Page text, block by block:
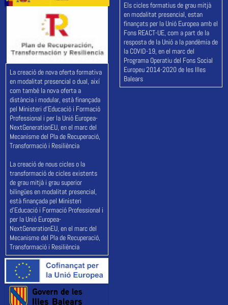
La creació de nova oferta formativa
en modalitat presencial o dual, així
com també la nova oferta a
distància i modular, està finançada
pel Ministeri d'Educació i Formació
Professional i per la Unió Europea-
NextGenerationEU, en el marc del
Mecanisme del Pla de Recuperació,
Transformació i Resiliència
La creació de nous cicles o la
transformació de cicles existents
de grau mitjà i grau superior
bilingües en modalitat presencial,
està finançada pel Ministeri
d'Educació i Formació Professional i
per la Unió Europea-
NextGenerationEU, en el marc del
Mecanisme del Pla de Recuperació,
Transformació i Resiliència
Els cicles formatius de grau mitjà
en modalitat presencial, estan
finançats per la Unió Europea amb el
Fons REACT-UE, com a part de la
resposta de la Unió a la pandèmia de
la COVID-19, en el marc del
Programa Operatiu del Fons Social
Europeu 2014-2020 de les Illes
Balears